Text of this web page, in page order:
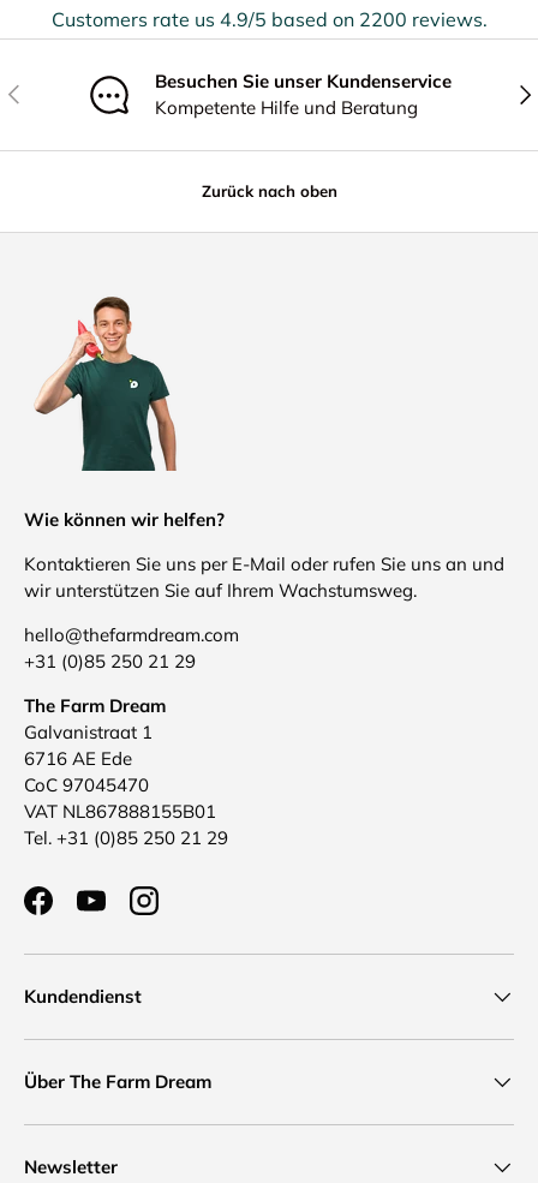
Customers rate us 4.9/5 based on 2200 reviews.
Vorherige
Besuchen Sie unser Kundenservice
Kompetente Hilfe und Beratung
Zurück nach oben
Wie können wir helfen?
Kontaktieren Sie uns per E-Mail oder rufen Sie uns an und
wir unterstützen Sie auf Ihrem Wachstumsweg.
hello@thefarmdream.com
+31 (0)85 250 21 29
The Farm Dream
Galvanistraat 1
6716 AE Ede
CoC 97045470
VAT NL867888155B01
Tel. +31 (0)85 250 21 29
FacebookYouTubeInstagram
Kundendienst
Über The Farm Dream
Newsletter